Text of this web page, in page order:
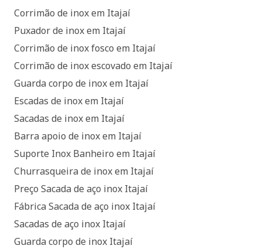
Corrimão de inox em Itajaí
Puxador de inox em Itajaí
Corrimão de inox fosco em Itajaí
Corrimão de inox escovado em Itajaí
Guarda corpo de inox em Itajaí
Escadas de inox em Itajaí
Sacadas de inox em Itajaí
Barra apoio de inox em Itajaí
Suporte Inox Banheiro em Itajaí
Churrasqueira de inox em Itajaí
Preço Sacada de aço inox Itajaí
Fábrica Sacada de aço inox Itajaí
Sacadas de aço inox Itajaí
Guarda corpo de inox Itajaí